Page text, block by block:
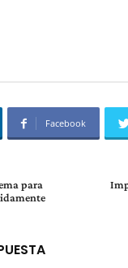
Facebook
para